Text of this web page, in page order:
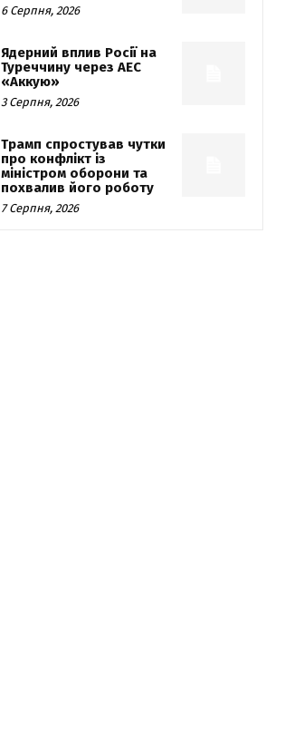
6 Серпня, 2026
Ядерний вплив Росії на
Туреччину через АЕС
«Аккую»
3 Серпня, 2026
Трамп спростував чутки
про конфлікт із
міністром оборони та
похвалив його роботу
7 Серпня, 2026